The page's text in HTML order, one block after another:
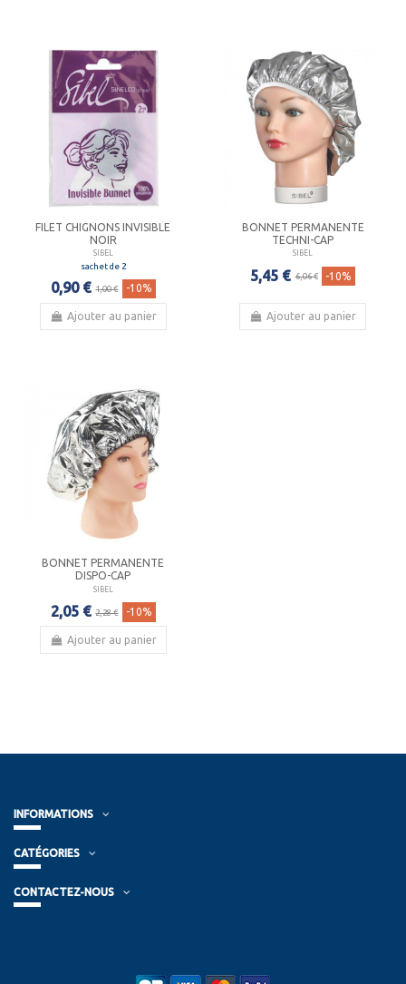
FILET CHIGNONS INVISIBLE
NOIR
SIBEL
sachet de 2
0,90 € 1,00 € -10%
Ajouter au panier
BONNET PERMANENTE
TECHNI-CAP
SIBEL
5,45 € 6,06 € -10%
Ajouter au panier
BONNET PERMANENTE
DISPO-CAP
SIBEL
2,05 € 2,28 € -10%
Ajouter au panier
INFORMATIONS
CATÉGORIES
CONTACTEZ-NOUS